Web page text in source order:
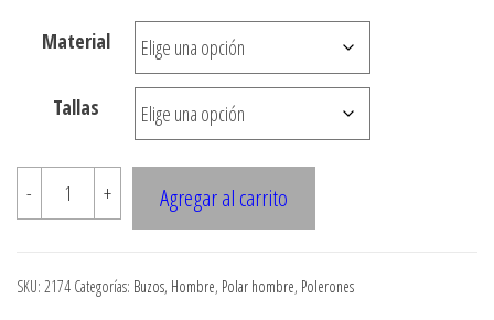
desde
$3.900
hasta
$7.990
Material
Tallas
-
2174
POLERON
PARA
COMBINAR
+ Agregar al carrito
SKU: 2174 Categorías: Buzos, Hombre, Polar hombre, Polerones